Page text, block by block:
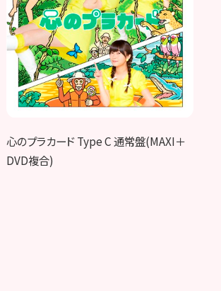
心のプラカード Type C 通常盤(MAXI＋
DVD複合)